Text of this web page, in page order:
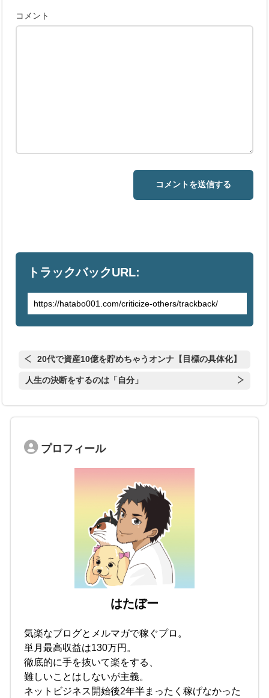
コメント
トラックバックURL:
20代で資産10億を貯めちゃうオンナ【目標の具体化】
人生の決断をするのは「自分」
プロフィール
はたぼー
気楽なブログとメルマガで稼ぐプロ。
単月最高収益は130万円。
徹底的に手を抜いて楽をする、
難しいことはしないが主義。
ネットビジネス開始後2年半まったく稼げなかった